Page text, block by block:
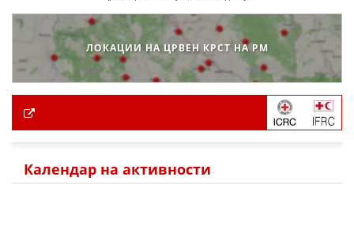
ЛОКАЦИИ НА ЦРВЕН КРСТ НА РМ
Календар на активности